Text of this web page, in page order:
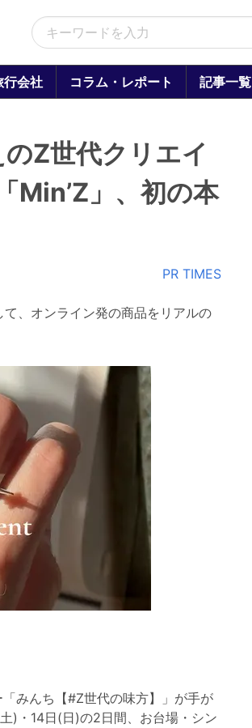
行会社 コラム・レポート 記事一覧
Z世代クリエイ
Min’Z」、初の本
PR TIMES
、オンライン発の商品をリアルの
みんち【#Z世代の味方】」が手が
)・14日(日)の2日間、お台場・シン